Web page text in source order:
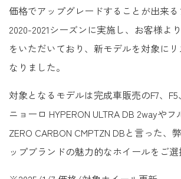
価格でアップグレードすることが出来る
2020-2021シーズンに実施し、お客様よ
をいただいており、新モデルを対象に
なりました。
対象となるモデルは完成車販売のF7、F5
ニョーロ HYPERON ULTRA DB 2wayや
ZERO CARBON CMPTZN DBと言った、
ップブランドの魅力的なホイールをご選